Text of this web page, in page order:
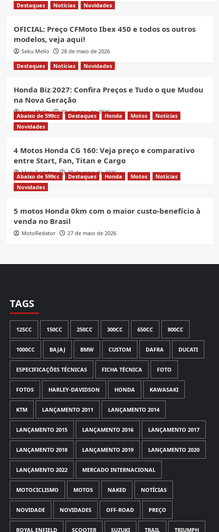
Destaques
Notícias Novidades
OFICIAL: Preço CFMoto Ibex 450 e todos os outros
modelos, veja aqui!
Seku Mello
28 de maio de 2026
Destaques
Notícias Novidades
Honda Biz 2027: Confira Preços e Tudo o que Mudou
na Nova Geração
Seku Mello 28 de maio de 2026
Abaixo de 599cc Destaques Honda Motos
Notícias
Novidades
4 Motos Honda CG 160: Veja preço e comparativo
entre Start, Fan, Titan e Cargo
MotoRedator 28 de maio de 2026
Abaixo de 599cc Destaques Honda Motos
Notícias
Novidades
5 motos Honda 0km com o maior custo-benefício à
venda no Brasil
MotoRedator 27 de maio de 2026
TAGS
125CC 150CC 250CC 300CC 650CC 800CC
1000CC BAJAJ BMW CUSTOM DAFRA DUCATI
ESPECIFICAÇÕES TÉCNICAS FICHA TÉCNICA FOTO
FOTOS HARLEY-DAVIDSON HONDA KAWASAKI
KTM LANÇAMENTO 2011 LANÇAMENTO 2014
LANÇAMENTO 2015 LANÇAMENTO 2016 LANÇAMENTO 2017
LANÇAMENTO 2018 LANÇAMENTO 2019 LANÇAMENTO 2020
LANÇAMENTO 2022 MERCADO INTERNACIONAL
MOTOCICLISMO MOTOS NAKED NOTÍCIAS
NOVIDADE NOVIDADES OFF-ROAD PREÇO
ROYAL ENFIELD SCOOTER SUZUKI TRAIL TRIUMPH